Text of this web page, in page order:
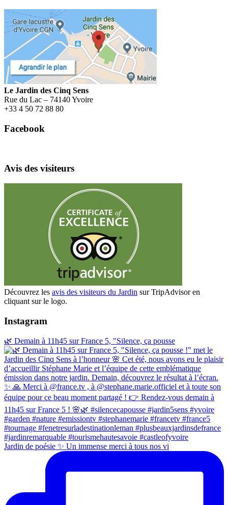
Le Jardin des Cinq Sens
Rue du Lac – 74140 Yvoire
+33 4 50 72 88 80
Facebook
Avis des visiteurs
Découvrez les avis des visiteurs du Jardin sur TripAdvisor en
cliquant sur le logo.
Instagram
🌿 Demain à 11h45 sur France 5, "Silence, ça pousse
Jardin de poésie ✨ Un immense merci à tous nos vi